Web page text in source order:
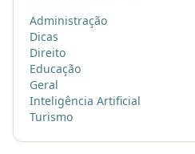
Administração
Dicas
Direito
Educação
Geral
Inteligência Artificial
Turismo